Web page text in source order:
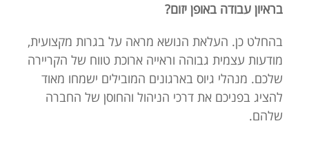
בראיון עבודה באופן יזום?
בהחלט כן. העלאת הנושא מראה על בגרות מקצועית,
מודעות עצמית גבוהה וראייה ארוכת טווח של הקריירה
שלכם. מנהלי גיוס בארגונים המובילים ישמחו מאוד
להציג בפניכם את דרכי הניהול והחוסן של החברה
שלהם.